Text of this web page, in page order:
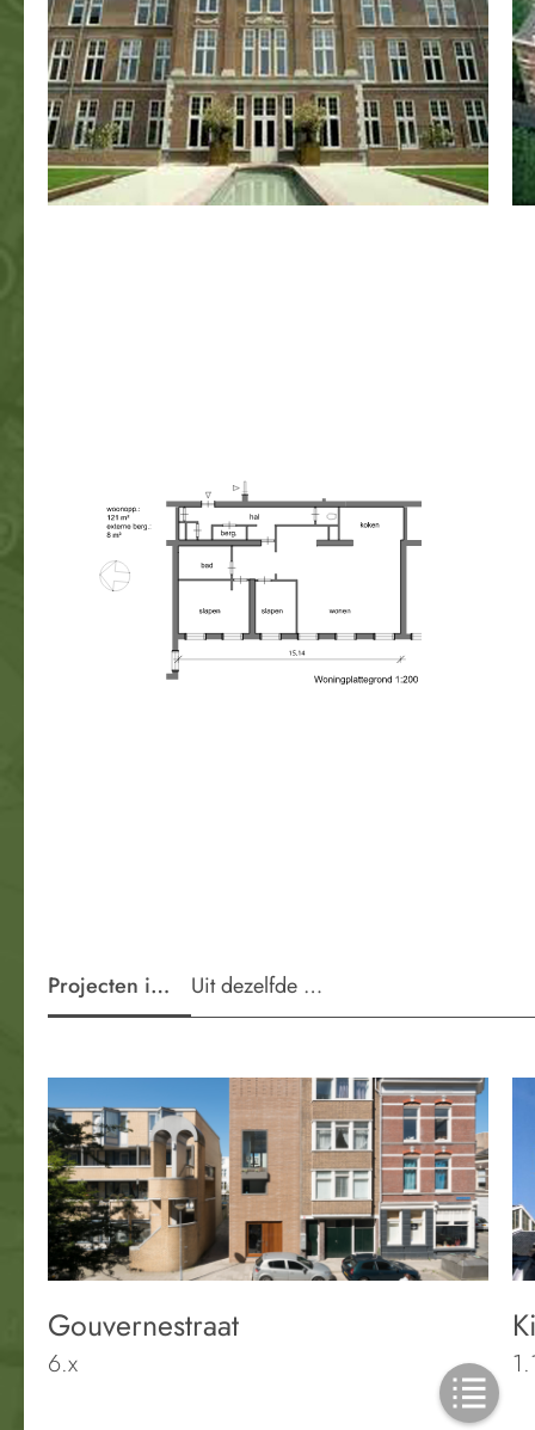
Projecten in de wijkUit dezelfde periode
Gouvernestraat
6.x